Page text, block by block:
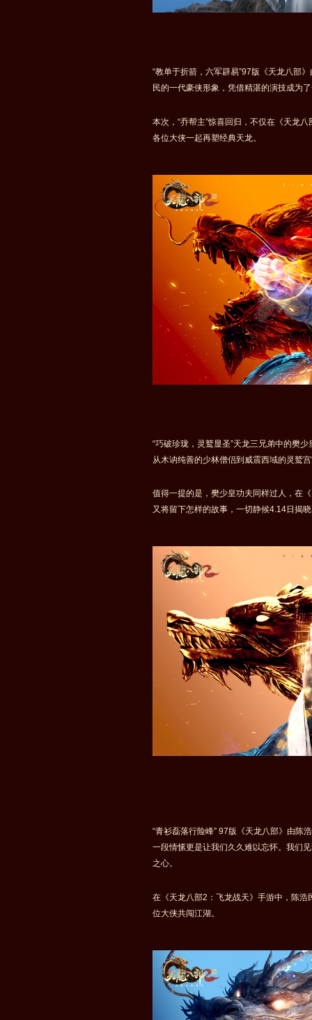
“教单于折箭，六军辟易”97版《天龙八部
民的一代豪侠形象，凭借精湛的演技成为
本次，“乔帮主”惊喜回归，不仅在《天龙
各位大侠一起再塑经典天龙。
“巧破珍珑，灵鹫显圣”天龙三兄弟中的樊
从木讷纯善的少林僧侣到威震西域的灵鹫
值得一提的是，樊少皇功夫同样过人，在
又将留下怎样的故事，一切静候4.14日揭
“青衫磊落行险峰” 97版《天龙八部》由陈
一段情愫更是让我们久久难以忘怀。我们
之心。
在《天龙八部2：飞龙战天》手游中，陈
位大侠共闯江湖。